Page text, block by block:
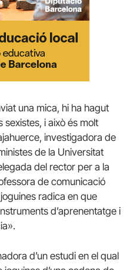
una mica, hi ha hagut
i això és molt
investigadora de
de la Universitat
del rector per a la
de comunicació
radica en que
d’aprenentatge i
d’un estudi en el qual